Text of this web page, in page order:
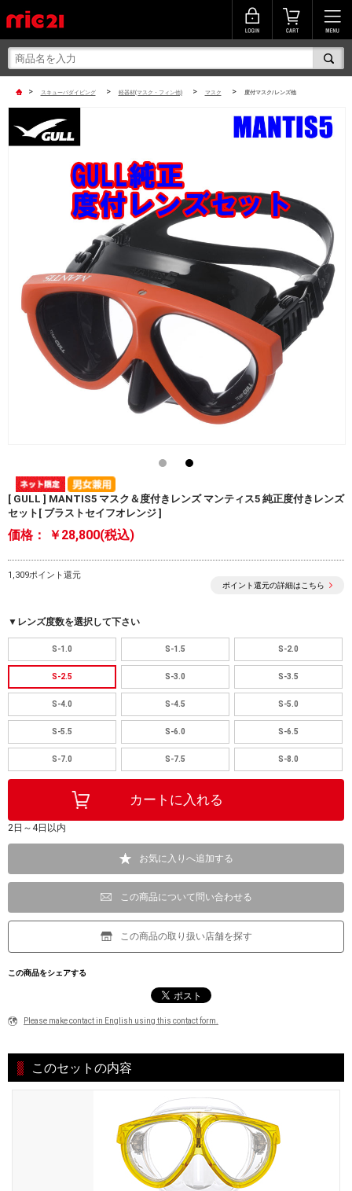
> スキューバダイビング > 軽器材(マスク・フィン他) > マスク > 度付マスク/レンズ他
[ GULL ] MANTIS5 マスク＆度付きレンズ マンティス5 純正度付きレンズ
セット[ ブラストセイフオレンジ ]
価格： ￥28,800(税込)
1,309ポイント還元
ポイント還元の詳細はこちら
▼レンズ度数を選択して下さい
S-1.0 S-1.5 S-2.0
S-2.5 S-3.0 S-3.5
S-4.0 S-4.5 S-5.0
S-5.5 S-6.0 S-6.5
S-7.0 S-7.5 S-8.0
2日～4日以内
お気に入りへ追加する
この商品について問い合わせる
この商品の取り扱い店舗を探す
この商品をシェアする
Please make contact in English using this contact form.
このセットの内容